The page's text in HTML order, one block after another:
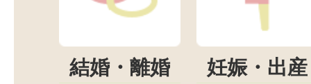
結婚・離婚 妊娠・出産